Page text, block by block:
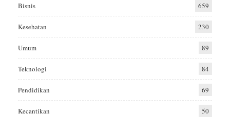
Bisnis 659
Kesehatan 230
Umum 89
Teknologi 84
Pendidikan 69
Kecantikan 50